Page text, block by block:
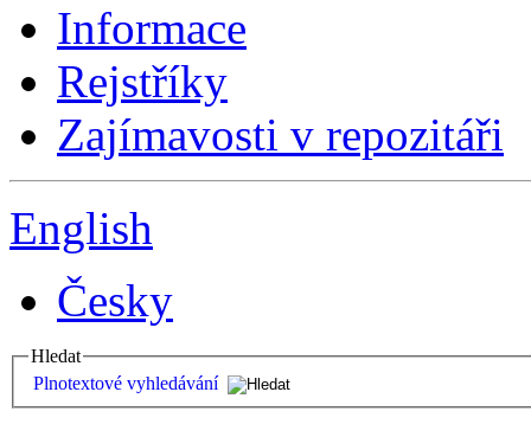
Informace
Rejstříky
Zajímavosti v repozitáři
English
Česky
Hledat
Plnotextové vyhledávání